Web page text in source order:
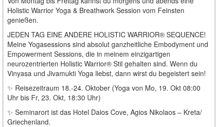
Holistic Warrior Yoga & Breathwork Session vom Feinsten
genießen.
JEDEN TAG EINE ANDERE HOLISTIC WARRIOR® SEQUENCE!
Meine Yogasessions sind absolut ganzheitliche Embodyment und
Empowerment Sessions, die in meinem einzigartigen
neurozentrierten Holistic Warrior® Stil gehalten sind. Wenn du
Vinyasa und Jivamukti Yoga liebst, dann wirst du begeistert sein!
✨ Reisezeitraum 18.-24. Oktober (Yoga von Mo, 19. Okt 08:00
Uhr bis Fr, 23. Okt, 18:30 Uhr)
✨ Seminarort ist das Hotel Daios Cove, Agios Nikolaos – Kreta/
Griechenland.